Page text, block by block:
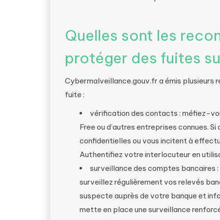
Quelles sont les
protéger des fuites
Cybermalveillance.gouv.fr a émis
fuite :
vérification des contacts : méfiez-
Free ou d’autres entreprises connues.
confidentielles ou vous incitent à
Authentifiez votre interlocuteur en
surveillance des comptes bancaires
surveillez régulièrement vos relevés
suspecte auprès de votre banque et
mette en place une surveillance